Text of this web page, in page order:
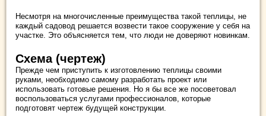
Несмотря на многочисленные преимущества такой теплицы, не
каждый садовод решается возвести такое сооружение у себя на
участке. Это объясняется тем, что люди не доверяют новинкам.
Схема (чертеж)
Прежде чем приступить к изготовлению теплицы своими
руками, необходимо самому разработать проект или
использовать готовые решения. Но я бы все же посоветовал
воспользоваться услугами профессионалов, которые
подготовят чертеж будущей конструкции.